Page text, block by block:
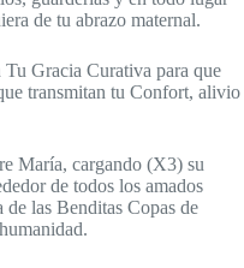
de tu abrazo maternal.
Tu Gracia Curativa para que
transmitan tu Confort, alivio
María, cargando (X3) su
de todos los amados
las Benditas Copas de